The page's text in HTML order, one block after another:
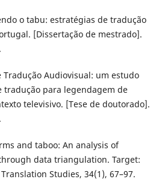
o tabu: estratégias de tradução
[Dissertação de mestrado].
Tradução Audiovisual: um estudo
tradução para legendagem de
televisivo. [Tese de doutorado].
and taboo: An analysis of
data triangulation. Target:
Studies, 34(1), 67–97.